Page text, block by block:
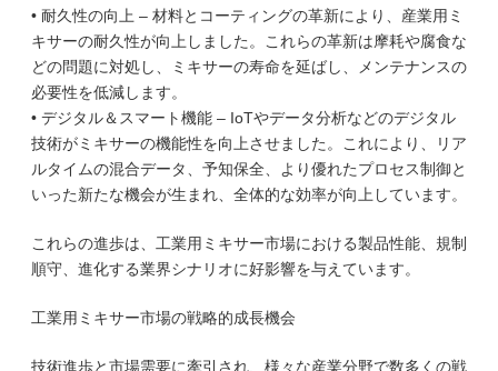
• 耐久性の向上 – 材料とコーティングの革新により、産業用ミ
キサーの耐久性が向上しました。これらの革新は摩耗や腐食な
どの問題に対処し、ミキサーの寿命を延ばし、メンテナンスの
必要性を低減します。
• デジタル＆スマート機能 – IoTやデータ分析などのデジタル
技術がミキサーの機能性を向上させました。これにより、リア
ルタイムの混合データ、予知保全、より優れたプロセス制御と
いった新たな機会が生まれ、全体的な効率が向上しています。
これらの進歩は、工業用ミキサー市場における製品性能、規制
順守、進化する業界シナリオに好影響を与えています。
工業用ミキサー市場の戦略的成長機会
技術進歩と市場需要に牽引され、様々な産業分野で数多くの戦